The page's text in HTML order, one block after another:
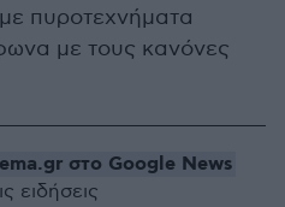
πυροτεχνήματα
με τους κανόνες
στο Google News
ειδήσεις